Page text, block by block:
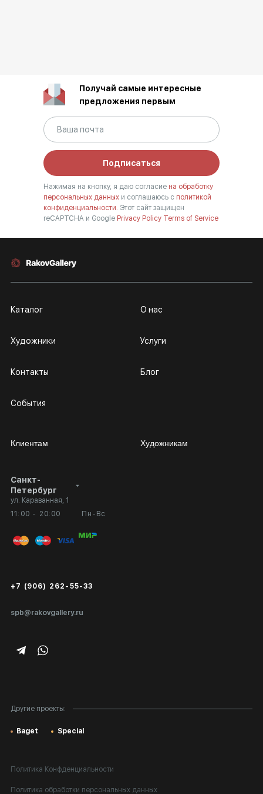
Получай самые интересные
предложения первым
Подписаться
Нажимая на кнопку, я даю согласие на обработку
персональных данных и соглашаюсь с политикой
конфиденциальности. Этот сайт защищен
reCAPTCHA и Google Privacy Policy Terms of Service
Санкт-
Петербург
ул. Караванная, 1
11:00 - 20:00
Пн-Вс
spb@rakovgallery.ru
+7 (906) 262-55-33
Каталог
Художники
Контакты
События
О нас
Услуги
Блог
Другие проекты:
Baget Special
Клиентам
Личный кабинет
Вопросы и ответы
Публичная оферта
Экспертиза/Вывоз за границу
Подарочные сертификаты
Художникам
Сотрудничество
Выставка в галерее
Политика Конфденциальности
Политика обработки персональных данных